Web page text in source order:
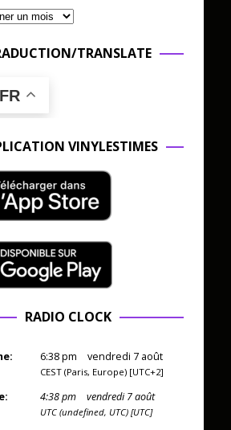
TRANSLATE
FR
VINYLESTIMES
RADIO CLOCK
6:38pm vendredi 7 août
CEST (Paris, Europe) [UTC+2]
4:38pm vendredi 7 août
UTC (undefined, UTC) [UTC]